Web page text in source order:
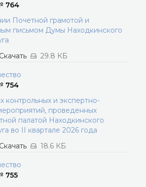
764
Почетной грамотой и
письмом Думы Находкинского
Скачать 29.8 КБ
754
контрольных и экспертно-
проведенных
палатой Находкинского
во II квартале 2026 года
Скачать 18.6 КБ
755